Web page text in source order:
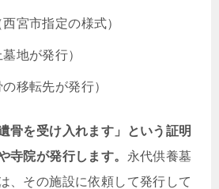
西宮市指定の様式）
墓地が発行）
の移転先が発行）
骨を受け入れます」という証明
寺院が発行します。 永代供養墓
、その施設に依頼して発行して